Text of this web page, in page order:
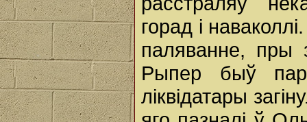
горад і
паляванне, пры
Рыпер быў
ліквідатары